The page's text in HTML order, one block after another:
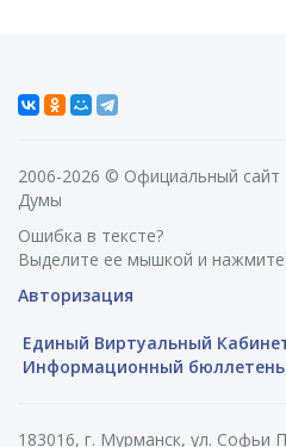
2006-2026 © Официальный
Думы
Ошибка в тексте?
Выделите ее мышкой и
Авторизация
Единый Виртуальный
Информационный бюллетень
183016, г. Мурманск, ул. Софьи